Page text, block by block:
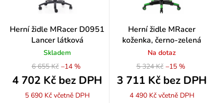
Herní židle MRacer D0951
Lancer látková
Skladem
6 655 Kč
4 702 Kč bez DPH
5 690 Kč včetně DPH
–14 %
Herní židle MRacer
koženka, černo-zelená
Na dotaz
5 324 Kč
3 711 Kč bez DPH
4 490 Kč včetně DPH
–15 %